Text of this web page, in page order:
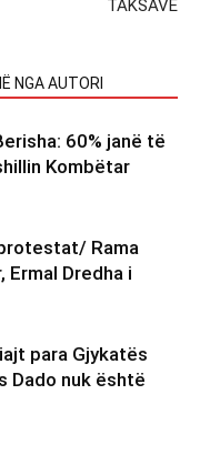
TAKSAVE
NGA AUTORI
60% janë të
Kombëtar
Rama
Ermal Dredha i
para Gjykatës
Dado nuk është